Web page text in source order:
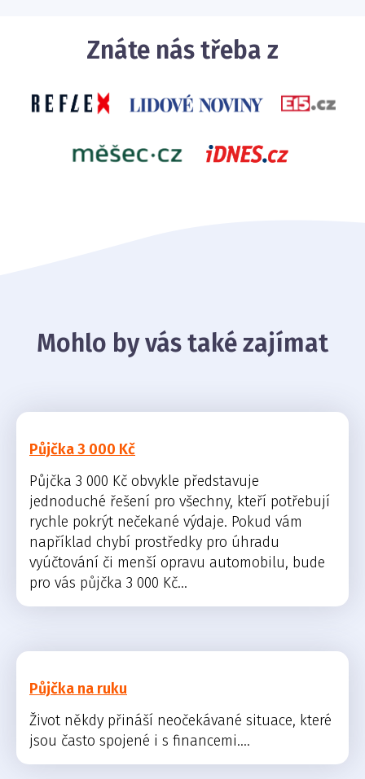
Znáte nás třeba z
Mohlo by vás také zajímat
Půjčka 3 000 Kč
Půjčka 3 000 Kč obvykle představuje
jednoduché řešení pro všechny, kteří potřebují
rychle pokrýt nečekané výdaje. Pokud vám
například chybí prostředky pro úhradu
vyúčtování či menší opravu automobilu, bude
pro vás půjčka 3 000 Kč...
Půjčka na ruku
Život někdy přináší neočekávané situace, které
jsou často spojené i s financemi....